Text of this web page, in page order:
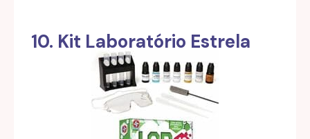
10. Kit Laboratório Estrela